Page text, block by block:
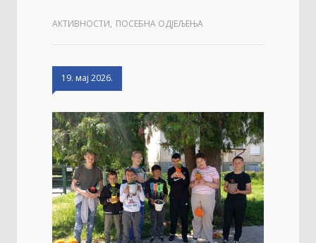
АКТИВНОСТИ, ПОСЕБНА ОДЈЕЉЕЊА
19. мај 2026.